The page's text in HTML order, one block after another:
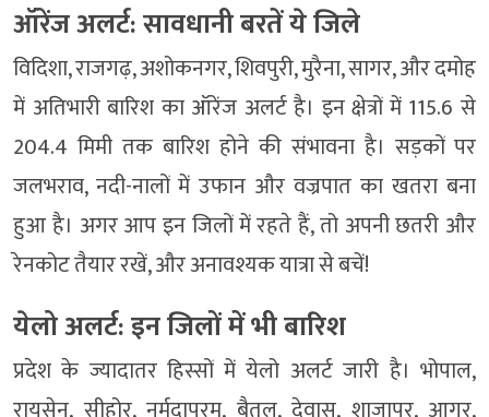
ऑरेंज अलर्ट: सावधानी बरतें ये जिले
विदिशा, राजगढ़, अशोकनगर, शिवपुरी, मुरैना, सागर, और दमोह
में अतिभारी बारिश का ऑरेंज अलर्ट है। इन क्षेत्रों में 115.6 से
204.4 मिमी तक बारिश होने की संभावना है। सड़कों पर
जलभराव, नदी-नालों में उफान और वज्रपात का खतरा बना
हुआ है। अगर आप इन जिलों में रहते हैं, तो अपनी छतरी और
रेनकोट तैयार रखें, और अनावश्यक यात्रा से बचें!
येलो अलर्ट: इन जिलों में भी बारिश
प्रदेश के ज्यादातर हिस्सों में येलो अलर्ट जारी है। भोपाल,